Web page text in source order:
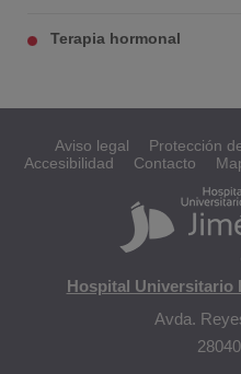
Terapia hormonal
Aviso legal Protección
Accesibilidad
Contacto
Hospital Universitario
Avda.